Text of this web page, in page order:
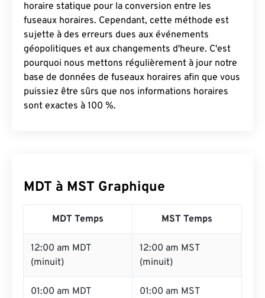
horaire statique pour la conversion entre les
fuseaux horaires. Cependant, cette méthode est
sujette à des erreurs dues aux événements
géopolitiques et aux changements d'heure. C'est
pourquoi nous mettons régulièrement à jour notre
base de données de fuseaux horaires afin que vous
puissiez être sûrs que nos informations horaires
sont exactes à 100 %.
MDT à MST Graphique
MDT Temps MST Temps
12:00 am MDT
(minuit)
12:00 am MST
(minuit)
01:00 am MDT 01:00 am MST